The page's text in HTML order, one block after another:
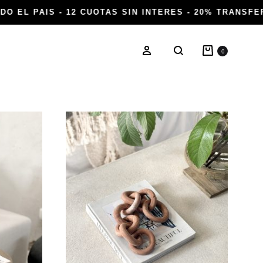
Ingresar
Buscar
Carrito
0
EL PAIS - 12 CUOTAS SIN INTERES - 20%